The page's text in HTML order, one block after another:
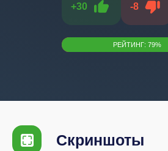
+30 -8
РЕЙТИНГ: 79%
Скриншоты